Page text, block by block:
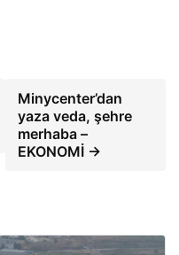
Minycenter’dan
yaza veda, şehre
merhaba –
EKONOMİ →